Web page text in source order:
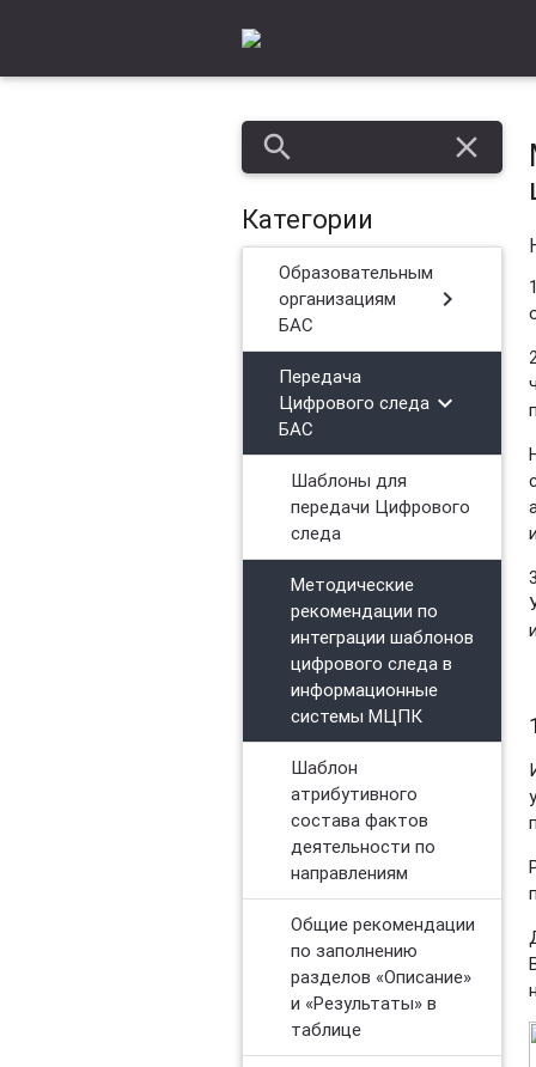
search close
Категории
Образовательным
организациям
БАС
chevron_right
Передача
Цифрового следа
БАС
chevron_right
Шаблоны для
передачи Цифрового
следа
Методические
рекомендации по
интеграции шаблонов
цифрового следа в
информационные
системы МЦПК
Шаблон
атрибутивного
состава фактов
деятельности по
направлениям
Общие рекомендации
по заполнению
разделов «Описание»
и «Результаты» в
таблице